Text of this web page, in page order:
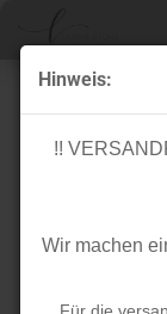
Hinweis:
!!
Wir machen
Baumwolle -